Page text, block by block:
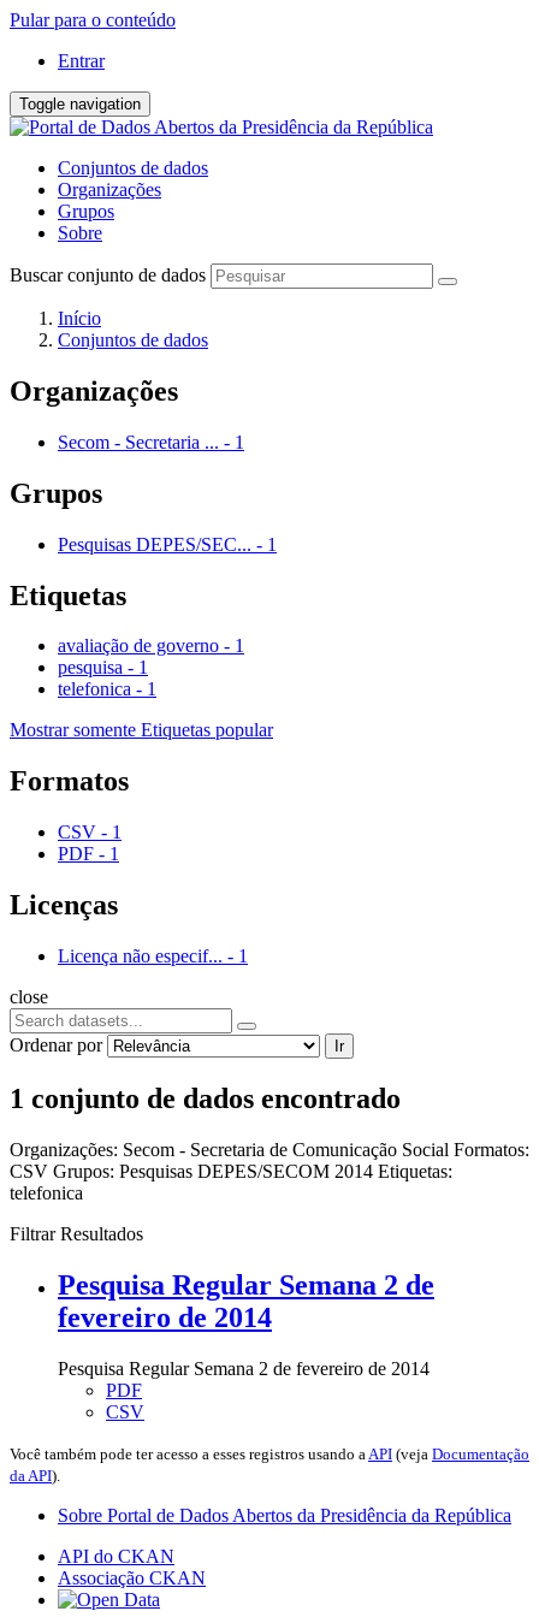
Pular para o conteúdo
Entrar
Toggle navigation
Conjuntos de dados
Organizações
Grupos
Sobre
Buscar conjunto de dados
Início
Conjuntos de dados
Organizações
Secom - Secretaria ... - 1
Grupos
Pesquisas DEPES/SEC... - 1
Etiquetas
avaliação de governo - 1
pesquisa - 1
telefonica - 1
Mostrar somente Etiquetas popular
Formatos
CSV - 1
PDF - 1
Licenças
Licença não especif... - 1
close
Ordenar por Ir
1 conjunto de dados encontrado
Organizações: Secom - Secretaria de Comunicação Social Formatos:
CSV Grupos: Pesquisas DEPES/SECOM 2014 Etiquetas:
telefonica
Filtrar Resultados
Pesquisa Regular Semana 2 de
fevereiro de 2014
Pesquisa Regular Semana 2 de fevereiro de 2014
PDF
CSV
Você também pode ter acesso a esses registros usando a API (veja Documentação
da API).
Sobre Portal de Dados Abertos da Presidência da República
API do CKAN
Associação CKAN